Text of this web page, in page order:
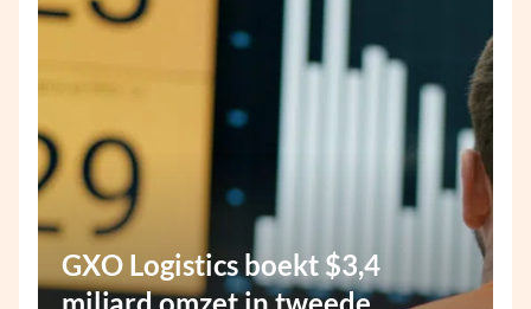
GXO Logistics boekt $3,4
miljard omzet in tweede